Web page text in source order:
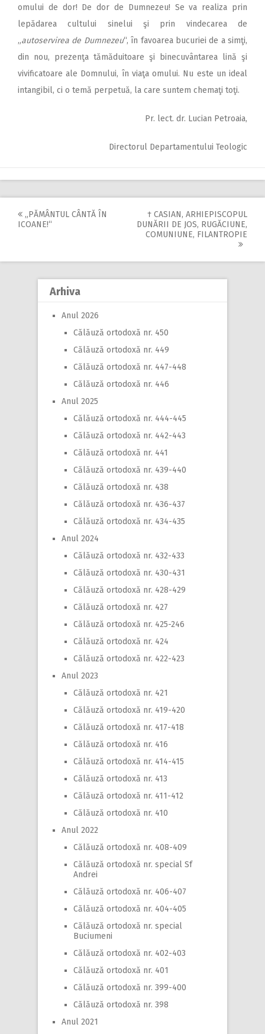
omului de dor! De dor de Dumnezeu! Se va realiza prin
lepădarea cultului sinelui şi prin vindecarea de
„autoservirea de Dumnezeu“, în favoarea bucuriei de a simţi,
din nou, prezenţa tămăduitoare şi binecuvântarea lină şi
vivificatoare ale Domnului, în viaţa omului. Nu este un ideal
intangibil, ci o temă perpetuă, la care suntem chemaţi toţi.
Pr. lect. dr. Lucian Petroaia,
Directorul Departamentului Teologic
Post
„PĂMÂNTUL CÂNTĂ ÎN
ICOANE!“
† CASIAN, ARHIEPISCOPUL
DUNĂRII DE JOS, RUGĂCIUNE,
COMUNIUNE, FILANTROPIE
Arhiva
Anul 2026
Călăuză ortodoxă nr. 450
Călăuză ortodoxă nr. 449
Călăuză ortodoxă nr. 447-448
Călăuză ortodoxă nr. 446
Anul 2025
Călăuză ortodoxă nr. 444-445
Călăuză ortodoxă nr. 442-443
Călăuză ortodoxă nr. 441
Călăuză ortodoxă nr. 439-440
Călăuză ortodoxă nr. 438
Călăuză ortodoxă nr. 436-437
Călăuză ortodoxă nr. 434-435
Anul 2024
Călăuză ortodoxă nr. 432-433
Călăuză ortodoxă nr. 430-431
Călăuză ortodoxă nr. 428-429
Călăuză ortodoxă nr. 427
Călăuză ortodoxă nr. 425-246
Călăuză ortodoxă nr. 424
Călăuză ortodoxă nr. 422-423
Anul 2023
Călăuză ortodoxă nr. 421
Călăuză ortodoxă nr. 419-420
Călăuză ortodoxă nr. 417-418
Călăuză ortodoxă nr. 416
Călăuză ortodoxă nr. 414-415
Călăuză ortodoxă nr. 413
Călăuză ortodoxă nr. 411-412
Călăuză ortodoxă nr. 410
Anul 2022
Călăuză ortodoxă nr. 408-409
Călăuză ortodoxă nr. special Sf
Andrei
Călăuză ortodoxă nr. 406-407
Călăuză ortodoxă nr. 404-405
Călăuză ortodoxă nr. special
Buciumeni
Călăuză ortodoxă nr. 402-403
Călăuză ortodoxă nr. 401
Călăuză ortodoxă nr. 399-400
Călăuză ortodoxă nr. 398
Anul 2021